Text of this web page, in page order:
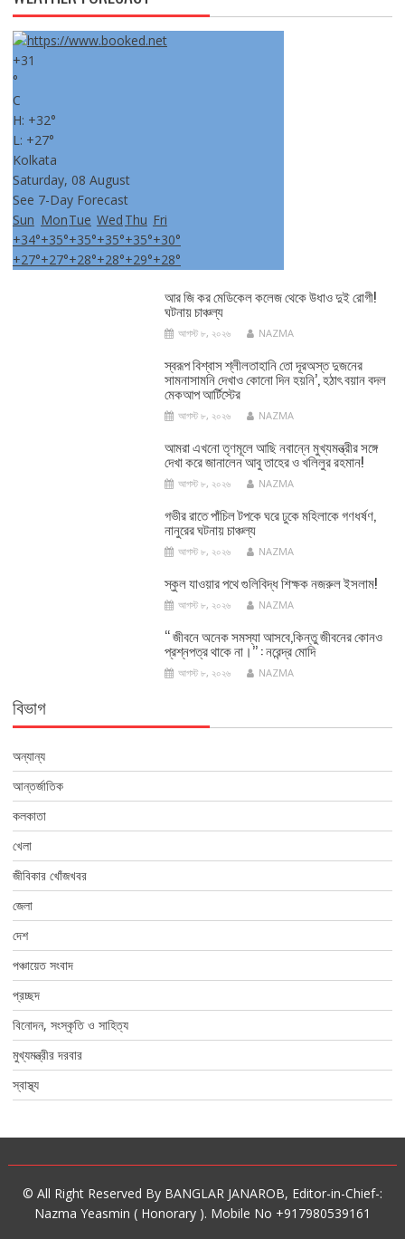
+31
°
C
H: +32°
L: +27°
Kolkata
Saturday, 08 August
See 7-Day Forecast
Sun MonTue Wed Thu Fri
+34°+35°+35°+35°+35°+30°
+27°+27°+28°+28°+29°+28°
আর জি কর মেডিকেল কলেজ থেকে উধাও দুই রোগী!
ঘটনায় চাঞ্চল্য
আগস্ট ৮, ২০২৬ NAZMA
স্বরূপ বিশ্বাস শ্লীলতাহানি তো দূরঅস্ত দুজনের
সামনাসামনি দেখাও কোনো দিন হয়নি’, হঠাৎ বয়ান বদল
মেকআপ আর্টিস্টের
আগস্ট ৮, ২০২৬ NAZMA
আমরা এখনো তৃণমূলে আছি নবান্নে মুখ্যমন্ত্রীর সঙ্গে
দেখা করে জানালেন আবু তাহের ও খলিলুর রহমান!
আগস্ট ৮, ২০২৬ NAZMA
গভীর রাতে পাঁচিল টপকে ঘরে ঢুকে মহিলাকে গণধর্ষণ,
নানুরের ঘটনায় চাঞ্চল্য
আগস্ট ৮, ২০২৬ NAZMA
স্কুল যাওয়ার পথে গুলিবিদ্ধ শিক্ষক নজরুল ইসলাম!
আগস্ট ৮, ২০২৬ NAZMA
‘‘ জীবনে অনেক সমস্যা আসবে,কিন্তু জীবনের কোনও
প্রশ্নপত্র থাকে না।’’ : নরেন্দ্র মোদি
আগস্ট ৮, ২০২৬ NAZMA
বিভাগ
অন্যান্য
আন্তর্জাতিক
কলকাতা
খেলা
জীবিকার খোঁজখবর
জেলা
দেশ
পঞ্চায়েত সংবাদ
প্রচ্ছদ
বিনোদন, সংস্কৃতি ও সাহিত্য
মুখ্যমন্ত্রীর দরবার
স্বাস্থ্য
© All Right Reserved By BANGLAR JANAROB, Editor-in-Chief-:
Nazma Yeasmin ( Honorary ). Mobile No +917980539161